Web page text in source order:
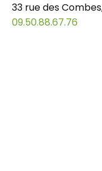
33 rue des
09.50.88.67.76